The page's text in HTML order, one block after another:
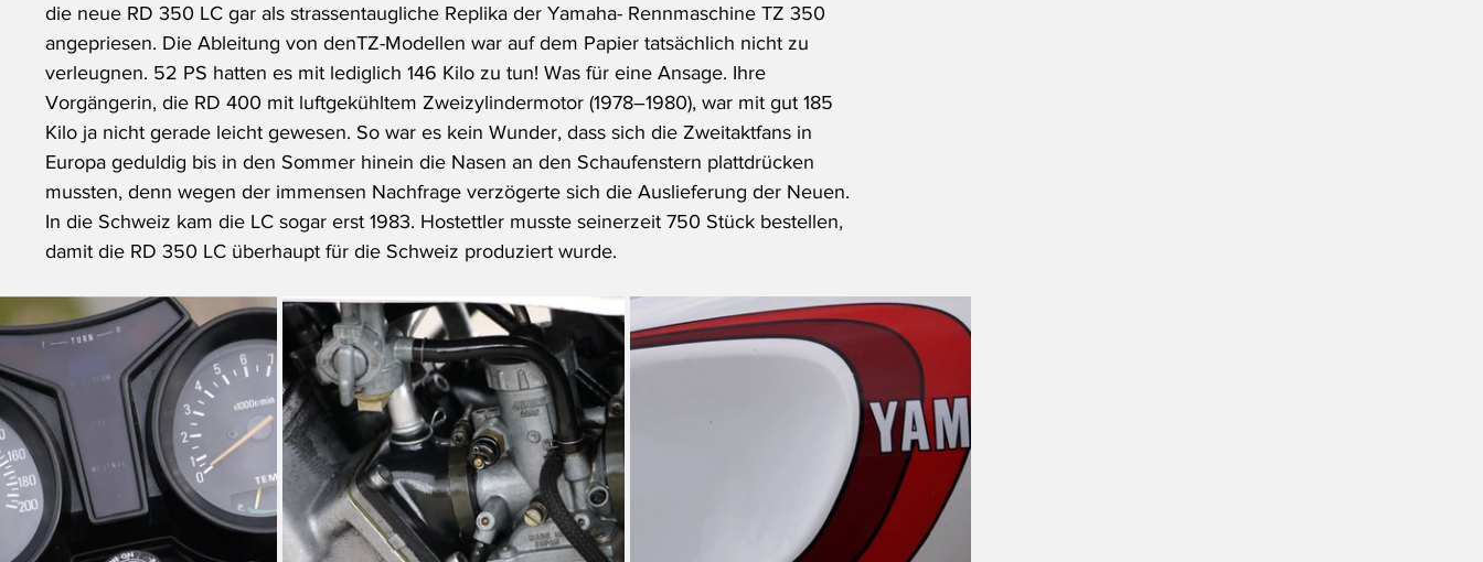
die neue RD 350 LC gar als strassentaugliche Replika der Yamaha- Rennmaschine TZ 350
angepriesen. Die Ableitung von denTZ-Modellen war auf dem Papier tatsächlich nicht zu
verleugnen. 52 PS hatten es mit lediglich 146 Kilo zu tun! Was für eine Ansage. Ihre
Vorgängerin, die RD 400 mit luftgekühltem Zweizylindermotor (1978–1980), war mit gut 185
Kilo ja nicht gerade leicht gewesen. So war es kein Wunder, dass sich die Zweitaktfans in
Europa geduldig bis in den Sommer hinein die Nasen an den Schaufenstern plattdrücken
mussten, denn wegen der immensen Nachfrage verzögerte sich die Auslieferung der Neuen.
In die Schweiz kam die LC sogar erst 1983. Hostettler musste seinerzeit 750 Stück bestellen,
damit die RD 350 LC überhaupt für die Schweiz produziert wurde.